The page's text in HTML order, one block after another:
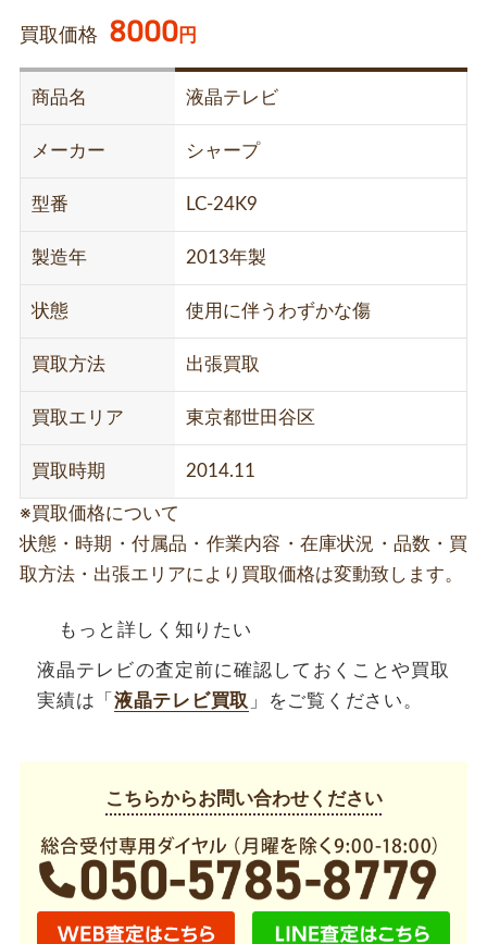
買取価格 8000円
商品名 液晶テレビ
メーカー シャープ
型番 LC-24K9
製造年 2013年製
状態 使用に伴うわずかな傷
買取方法 出張買取
買取エリア 東京都世田谷区
買取時期 2014.11
※買取価格について
状態・時期・付属品・作業内容・在庫状況・品数・買
取方法・出張エリアにより買取価格は変動致します。
もっと詳しく知りたい
液晶テレビの査定前に確認しておくことや買取
実績は「 液晶テレビ買取 」をご覧ください。
こちらからお問い合わせください